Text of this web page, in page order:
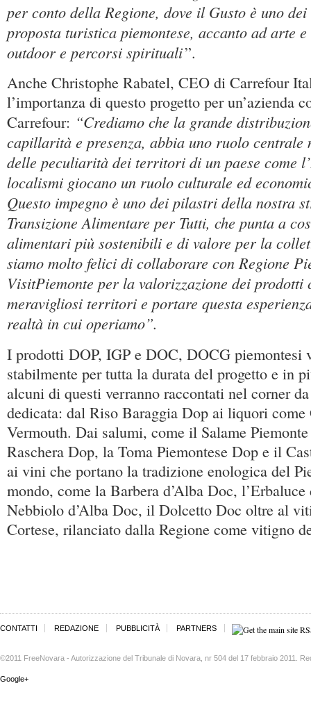
per conto della Regione, dove il Gusto è uno
proposta turistica piemontese, accanto ad arte
outdoor e percorsi spirituali”.
Anche Christophe Rabatel, CEO di Carrefour
l’importanza di questo progetto per un’azienda
Carrefour: “Crediamo che la grande
capillarità e presenza, abbia uno ruolo centrale
delle peculiarità dei territori di un paese come
localismi giocano un ruolo culturale ed
Questo impegno è uno dei pilastri della nostra
Transizione Alimentare per Tutti, che punta a
alimentari più sostenibili e di valore per la
siamo molto felici di collaborare con Regione
VisitPiemonte per la valorizzazione dei
meravigliosi territori e portare questa
realtà in cui operiamo”.
I prodotti DOP, IGP e DOC, DOCG piemontesi
stabilmente per tutta la durata del progetto e in
alcuni di questi verranno raccontati nel corner
dedicata: dal Riso Baraggia Dop ai liquori come
Vermouth. Dai salumi, come il Salame
Raschera Dop, la Toma Piemontese Dop e il
ai vini che portano la tradizione enologica del
mondo, come la Barbera d’Alba Doc,
Nebbiolo d’Alba Doc, il Dolcetto Doc oltre al
Cortese, rilanciato dalla Regione come vitigno
CONTATTI REDAZIONE PUBBLICITÀ PARTNERS
©2011 FreeNovara - Autorizzazione del Tribunale di Novara, nr 504 del 17 febbraio 2011.
Google+